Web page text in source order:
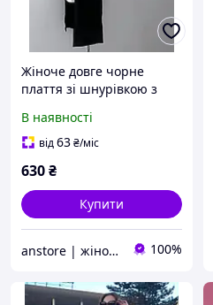
Жіноче довге чорне
плаття зі шнурівкою з
В наявності
від63₴/міс
630₴
Купити
anstore | жіночий одяг 100%